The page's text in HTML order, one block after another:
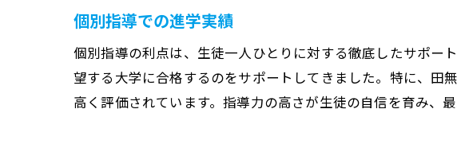
塾選び
現論会
個別指導での進学実績
個別指導の利点は、生徒一人ひとりに対する徹底したサポー
望する大学に合格するのをサポートしてきました。特に、田
高く評価されています。指導力の高さが生徒の自信を育み、